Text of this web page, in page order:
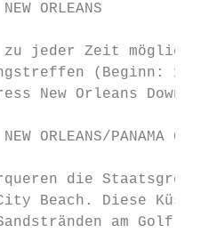
ORLEANS
jeder Zeit
(Beginn:
New Orleans
ORLEANS/PANAMA
die
Beach. Diese
am Golf